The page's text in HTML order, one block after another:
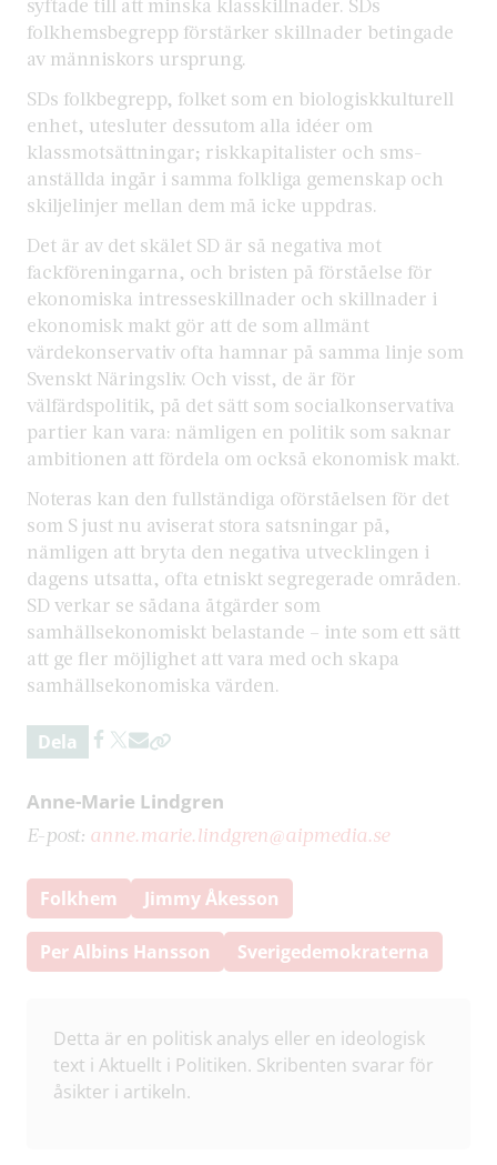
folkhemsbegrepp förstärker skillnader betingade
av människors ursprung.
SDs folkbegrepp, folket som en biologiskkulturell
enhet, utesluter dessutom alla idéer om
klassmotsättningar; riskkapitalister och sms-
anställda ingår i samma folkliga gemenskap och
skiljelinjer mellan dem må icke uppdras.
Det är av det skälet SD är så negativa mot
fackföreningarna, och bristen på förståelse för
ekonomiska intresseskillnader och skillnader i
ekonomisk makt gör att de som allmänt
värdekonservativ ofta hamnar på samma linje som
Svenskt Näringsliv. Och visst, de är för
välfärdspolitik, på det sätt som socialkonservativa
partier kan vara: nämligen en politik som saknar
ambitionen att fördela om också ekonomisk makt.
Noteras kan den fullständiga oförståelsen för det
som S just nu aviserat stora satsningar på,
nämligen att bryta den negativa utvecklingen i
dagens utsatta, ofta etniskt segregerade områden.
SD verkar se sådana åtgärder som
samhällsekonomiskt belastande – inte som ett sätt
att ge fler möjlighet att vara med och skapa
samhällsekonomiska värden.
Dela
Anne-Marie Lindgren
E-post: anne.marie.lindgren@aipmedia.se
Folkhem Jimmy Åkesson
Per Albins Hansson Sverigedemokraterna
Detta är en politisk analys eller en ideologisk
text i Aktuellt i Politiken. Skribenten svarar för
åsikter i artikeln.